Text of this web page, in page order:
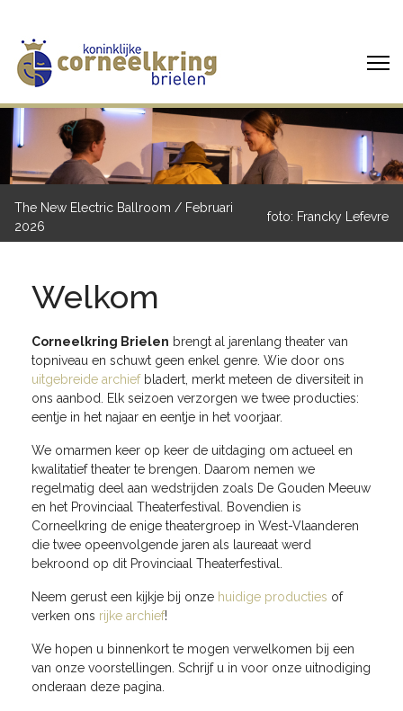
The New Electric Ballroom / Februari
2026
foto: Francky Lefevre
Welkom
Corneelkring Brielen brengt al jarenlang theater van
topniveau en schuwt geen enkel genre. Wie door ons
uitgebreide archiefbladert, merkt meteen de diversiteit in
ons aanbod. Elk seizoen verzorgen we twee producties:
eentje in het najaar en eentje in het voorjaar.
We omarmen keer op keer de uitdaging om actueel en
kwalitatief theater te brengen. Daarom nemen we
regelmatig deel aan wedstrijden zoals De Gouden Meeuw
en het Provinciaal Theaterfestival. Bovendien is
Corneelkring de enige theatergroep in West-Vlaanderen
die twee opeenvolgende jaren als laureaat werd
bekroond op dit Provinciaal Theaterfestival.
Neem gerust een kijkje bij onze huidige producties of
verken ons rijke archief!
We hopen u binnenkort te mogen verwelkomen bij een
van onze voorstellingen. Schrijf u in voor onze uitnodiging
onderaan deze pagina.